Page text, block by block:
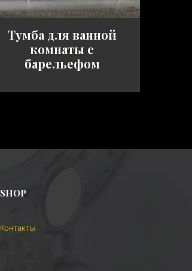
Тумба для ванной
комнаты с
барельефом
SHOP
Контакты